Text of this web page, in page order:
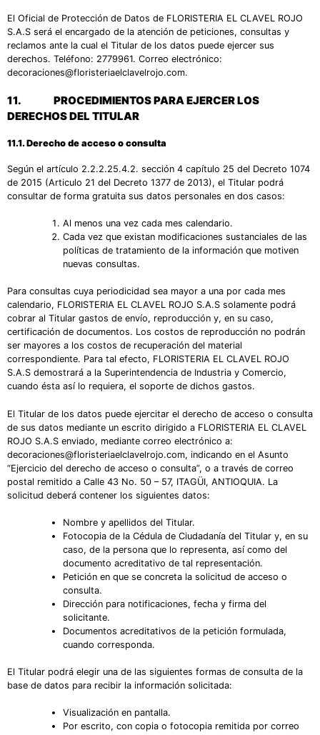
El Oficial de Protección de Datos de FLORISTERIA EL CLAVEL ROJO
S.A.S será el encargado de la atención de peticiones, consultas y
reclamos ante la cual el Titular de los datos puede ejercer sus
derechos. Teléfono: 2779961. Correo electrónico:
decoraciones@floristeriaelclavelrojo.com.
11. PROCEDIMIENTOS PARA EJERCER LOS
DERECHOS DEL TITULAR
11.1. Derecho de acceso o consulta
Según el artículo 2.2.2.25.4.2. sección 4 capítulo 25 del Decreto 1074
de 2015 (Articulo 21 del Decreto 1377 de 2013), el Titular podrá
consultar de forma gratuita sus datos personales en dos casos:
Al menos una vez cada mes calendario.
Cada vez que existan modificaciones sustanciales de las
políticas de tratamiento de la información que motiven
nuevas consultas.
Para consultas cuya periodicidad sea mayor a una por cada mes
calendario, FLORISTERIA EL CLAVEL ROJO S.A.S solamente podrá
cobrar al Titular gastos de envío, reproducción y, en su caso,
certificación de documentos. Los costos de reproducción no podrán
ser mayores a los costos de recuperación del material
correspondiente. Para tal efecto, FLORISTERIA EL CLAVEL ROJO
S.A.S demostrará a la Superintendencia de Industria y Comercio,
cuando ésta así lo requiera, el soporte de dichos gastos.
El Titular de los datos puede ejercitar el derecho de acceso o consulta
de sus datos mediante un escrito dirigido a FLORISTERIA EL CLAVEL
ROJO S.A.S enviado, mediante correo electrónico a:
decoraciones@floristeriaelclavelrojo.com, indicando en el Asunto
“Ejercicio del derecho de acceso o consulta”, o a través de correo
postal remitido a Calle 43 No. 50 – 57, ITAGÜI, ANTIOQUIA. La
solicitud deberá contener los siguientes datos:
Nombre y apellidos del Titular.
Fotocopia de la Cédula de Ciudadanía del Titular y, en su
caso, de la persona que lo representa, así como del
documento acreditativo de tal representación.
Petición en que se concreta la solicitud de acceso o
consulta.
Dirección para notificaciones, fecha y firma del
solicitante.
Documentos acreditativos de la petición formulada,
cuando corresponda.
El Titular podrá elegir una de las siguientes formas de consulta de la
base de datos para recibir la información solicitada:
Visualización en pantalla.
Por escrito, con copia o fotocopia remitida por correo